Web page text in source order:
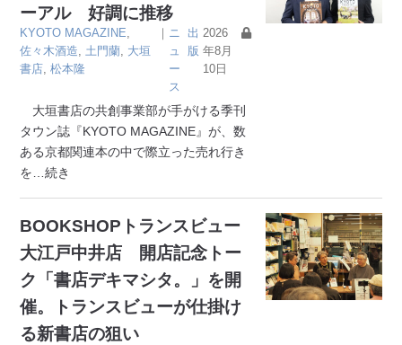
ーアル 好調に推移
KYOTO MAGAZINE
佐々木酒造
土門蘭 大垣
書店 ,松本隆
｜ ニ
ュ
ー
ス
出
版
2026
年8月
10日
大垣書店の共創事業部が手がける季刊
タウン誌『KYOTO MAGAZINE』が、数
ある京都関連本の中で際立った売れ行き
を …続き
BOOKSHOPトランスビュー
大江戸中井店 開店記念トー
ク「書店デキマシタ。」を開
催。トランスビューが仕掛け
る新書店の狙い